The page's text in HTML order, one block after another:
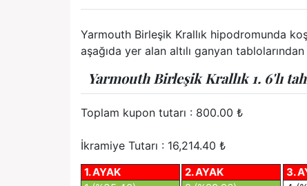
Yarmouth Birleşik Krallık hipodromunda
aşağıda yer alan altılı ganyan
Yarmouth Birleşik Krallık 1. 6'lı
Toplam kupon tutarı : 800.00 ₺
İkramiye Tutarı : 16,214.40 ₺
1. AYAK
2. AYAK
3.